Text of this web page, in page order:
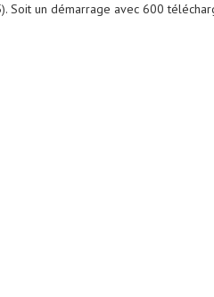
Soit un démarrage avec 600